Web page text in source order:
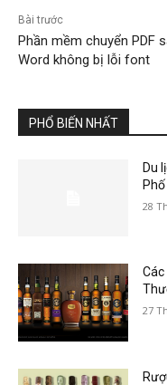
Bài trước
Phần mềm chuyển PDF
Word không bị lỗi font
PHỔ BIẾN NHẤT
Du
28
27